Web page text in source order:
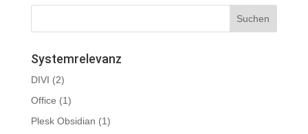
Systemrelevanz
DIVI (2)
Office (1)
Plesk Obsidian (1)